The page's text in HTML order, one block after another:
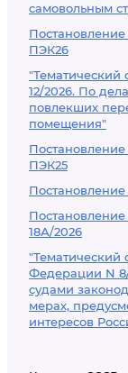
самовольным
ПЭК26
12/2026. По
повлекших
помещения"
ПЭК25
18А/2026
"Тематический
Федерации N
судами
мерах,
интересов